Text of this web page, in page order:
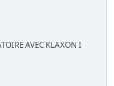
AVEC KLAXON I